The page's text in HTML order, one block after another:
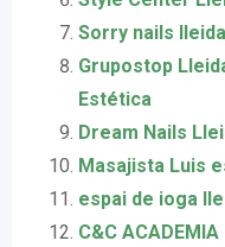
Sorry nails lleida
Grupostop
Estética
Dream Nails
Masajista Luis
espai de ioga
C&C